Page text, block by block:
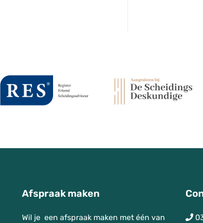
Afspraak maken
Wil je een afspraak maken met één van